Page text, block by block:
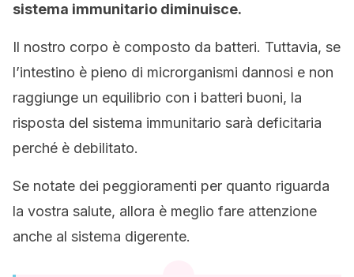
sistema immunitario diminuisce.
Il nostro corpo è composto da batteri. Tuttavia, se
l’intestino è pieno di microrganismi dannosi e non
raggiunge un equilibrio con i batteri buoni, la
risposta del sistema immunitario sarà deficitaria
perché è debilitato.
Se notate dei peggioramenti per quanto riguarda
la vostra salute, allora è meglio fare attenzione
anche al sistema digerente.